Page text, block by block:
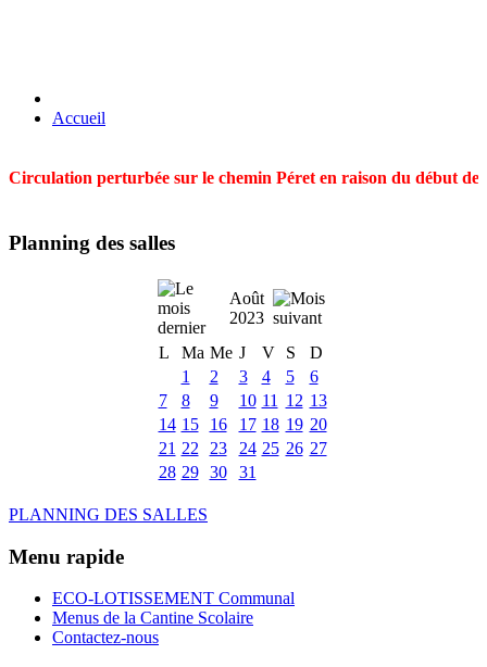
Accueil
Circulation perturbée sur le chemin Péret en raison du début
Planning des salles
Août
2023
L
Ma Me J V S
D
1
2 3 4 5
6
7
8 9 10 11 12 13
14 15 16 17 18 19 20
21 22 23 24 25 26 27
28 29 30 31
PLANNING DES SALLES
Menu rapide
ECO-LOTISSEMENT Communal
Menus de la Cantine Scolaire
Contactez-nous